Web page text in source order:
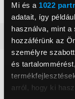
Mi és a 1022
adatait, így
használva, mint a
hozzáférünk az
személyre
és
arról, hogy ki
Mobiltok anyaga
Részletes ismertető